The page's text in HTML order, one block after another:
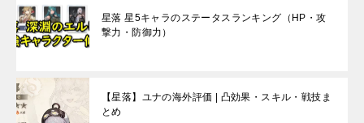
星落 星5キャラのステータスランキング（HP・攻
撃力・防御力）
【星落】ユナの海外評価 | 凸効果・スキル・戦技ま
とめ